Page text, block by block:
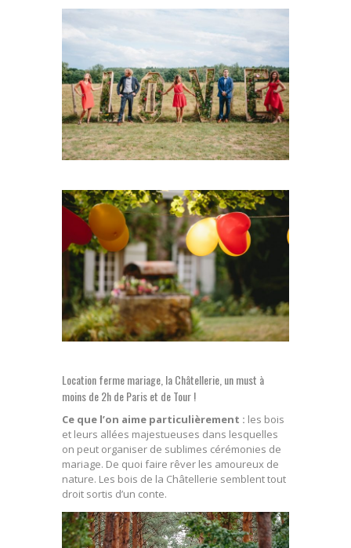
Location ferme mariage, la Châtellerie, un must à
moins de 2h de Paris et de Tour !
Ce que l’on aime particulièrement : les bois
et leurs allées majestueuses dans lesquelles
on peut organiser de sublimes cérémonies de
mariage. De quoi faire rêver les amoureux de
nature. Les bois de la Châtellerie semblent tout
droit sortis d’un conte.